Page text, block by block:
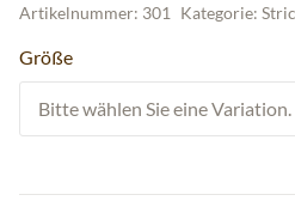
Artikelnummer: 301 Kategorie:
Größe
Bitte wählen Sie eine Variation.